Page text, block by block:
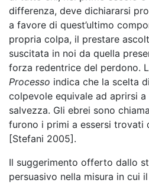
differenza, deve dichiararsi
a favore di quest’ultimo
propria colpa, il prestare
suscitata in noi da quella
forza redentrice del perdono.
Processo indica che la scelta
colpevole equivale ad aprirsi
salvezza. Gli ebrei sono
furono i primi a essersi trovati
[Stefani 2005].
Il suggerimento offerto dallo
persuasivo nella misura in cui